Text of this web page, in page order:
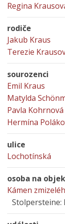
Regina
rodiče
Jakub Kraus
Terezie
sourozenci
Emil Kraus
Matylda
Pavla
Hermína
ulice
Lochotínská
osoba na
Kámen
Stolpersteine: